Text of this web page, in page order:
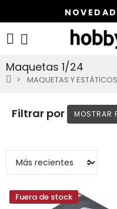
Maquetas 1/24
MAQUETAS Y ESTÁTICOS
Filtrar por
Fuera de stock